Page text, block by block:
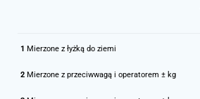
1 Mierzone z łyżką do ziemi
2Mierzone z przeciwwagą i operatorem ± kg